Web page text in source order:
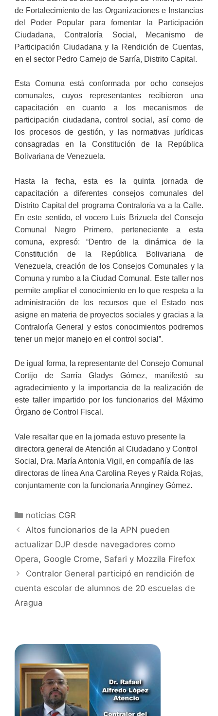
de Fortalecimiento de las Organizaciones e Instancias
del Poder Popular para fomentar la Participación
Ciudadana, Contraloría Social, Mecanismo de
Participación Ciudadana y la Rendición de Cuentas,
en el sector Pedro Camejo de Sarría, Distrito Capital.
Esta Comuna está conformada por ocho consejos
comunales, cuyos representantes recibieron una
capacitación en cuanto a los mecanismos de
participación ciudadana, control social, así como de
los procesos de gestión, y las normativas jurídicas
consagradas en la Constitución de la República
Bolivariana de Venezuela.
Hasta la fecha, esta es la quinta jornada de
capacitación a diferentes consejos comunales del
Distrito Capital del programa Contraloría va a la Calle.
En este sentido, el vocero Luis Brizuela del Consejo
Comunal Negro Primero, perteneciente a esta
comuna, expresó: “Dentro de la dinámica de la
Constitución de la República Bolivariana de
Venezuela, creación de los Consejos Comunales y la
Comuna y rumbo a la Ciudad Comunal. Este taller nos
permite ampliar el conocimiento en lo que respeta a la
administración de los recursos que el Estado nos
asigne en materia de proyectos sociales y gracias a la
Contraloría General y estos conocimientos podremos
tener un mejor manejo en el control social”.
De igual forma, la representante del Consejo Comunal
Cortijo de Sarría Gladys Gómez, manifestó su
agradecimiento y la importancia de la realización de
este taller impartido por los funcionarios del Máximo
Órgano de Control Fiscal.
Vale resaltar que en la jornada estuvo presente la
directora general de Atención al Ciudadano y Control
Social, Dra. María Antonia Vigil, en compañía de las
directoras de línea Ana Carolina Reyes y Raida Rojas,
conjuntamente con la funcionaria Annginey Gómez.
noticias CGR
Altos funcionarios de la APN pueden
actualizar DJP desde navegadores como
Opera, Google Crome, Safari y Mozzila Firefox
Contralor General participó en rendición de
cuenta escolar de alumnos de 20 escuelas de
Aragua